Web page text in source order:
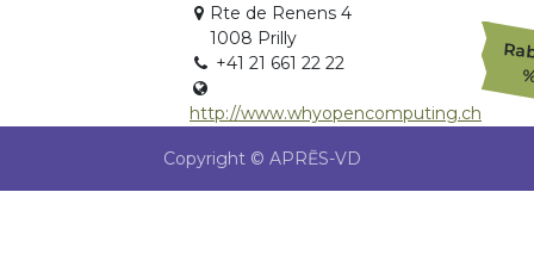
Rte de Renens 4
1008 Prilly
+41 21 661 22 22
http://www.whyopencomputing.ch
Copyright © APRẼS-VD